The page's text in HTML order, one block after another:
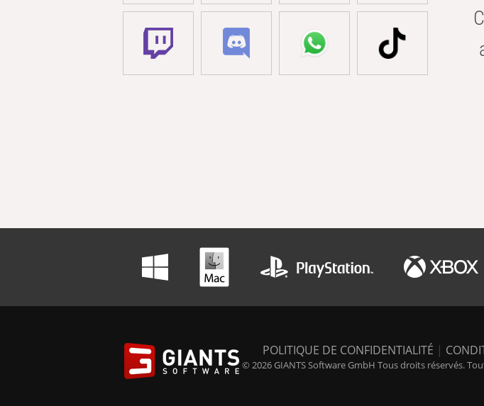
POLITIQUE DE CONFIDENTIALITÉ |
© 2026 GIANTS Software GmbH Tous droits réservés.